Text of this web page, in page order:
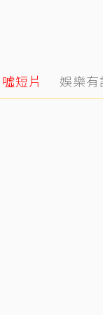
噓短片 娛樂有